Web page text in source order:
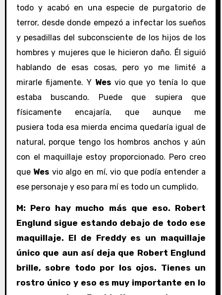
todo y acabó en una especie de purgatorio de
terror, desde donde empezó a infectar los sueños
y pesadillas del subconsciente de los hijos de los
hombres y mujeres que le hicieron daño. Él siguió
hablando de esas cosas, pero yo me limité a
mirarle fijamente. Y Wesvio que yo tenía lo que
estaba buscando. Puede que supiera que
físicamente encajaría, que aunque me
pusiera toda esa mierda encima quedaría igual de
natural, porque tengo los hombros anchos y aún
con el maquillaje estoy proporcionado. Pero creo
que Wes vio algo en mí, vio que podía entender a
ese personaje y eso para mí es todo un cumplido.
M: Pero hay mucho más que eso. Robert
Englund sigue estando debajo de todo ese
maquillaje. El de Freddy es un maquillaje
único que aun así deja que Robert Englund
brille, sobre todo por los ojos. Tienes un
rostro único y eso es muy importante en lo